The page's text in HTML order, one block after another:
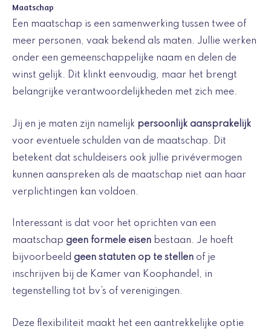
Maatschap
Een maatschap is een samenwerking tussen twee of
meer personen, vaak bekend als maten. Jullie werken
onder een gemeenschappelijke naam en delen de
winst gelijk. Dit klinkt eenvoudig, maar het brengt
belangrijke verantwoordelijkheden met zich mee.
Jij en je maten zijn namelijk persoonlijk aansprakelijk
voor eventuele schulden van de maatschap. Dit
betekent dat schuldeisers ook jullie privévermogen
kunnen aanspreken als de maatschap niet aan haar
verplichtingen kan voldoen.
Interessant is dat voor het oprichten van een
maatschap geen formele eisen bestaan. Je hoeft
bijvoorbeeld geen statuten op te stellen of je
inschrijven bij de Kamer van Koophandel, in
tegenstelling tot bv’s of verenigingen.
Deze flexibiliteit maakt het een aantrekkelijke optie